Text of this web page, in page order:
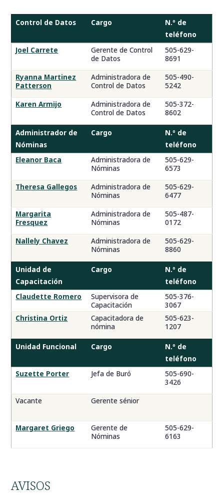
Control
Datos,
Administrador
de
Nóminas,
de
Capacitación,
Unidad
Funcional
Control de Datos Cargo
N.º de
teléfono
Joel Carrete
Gerente de Control
de Datos
505-629-
8691
Ryanna Martinez
Patterson
Administradora de
Control de Datos
505-490-
5242
Karen Armijo
Administradora de
Control de Datos
505-372-
8602
Administrador de
Nóminas
Cargo
N.º de
teléfono
Eleanor Baca
Administradora de
Nóminas
505-629-
6573
Theresa Gallegos
Administradora de
Nóminas
505-629-
6477
Margarita
Fresquez
Administradora de
Nóminas
505-487-
0172
Nallely Chavez
Administradora de
Nóminas
505-629-
8860
Unidad de
Capacitación
Cargo
N.º de
teléfono
Claudette Romero
Supervisora de
Capacitación
505-376-
3067
Christina Ortiz
Capacitadora de
nómina
505-623-
1207
Unidad Funcional Cargo
N.º de
teléfono
Suzette Porter
Jefa de Buró
505-690-
3426
Vacante
Gerente sénior
Margaret Griego
Gerente de
Nóminas
505-629-
6163
AVISOS